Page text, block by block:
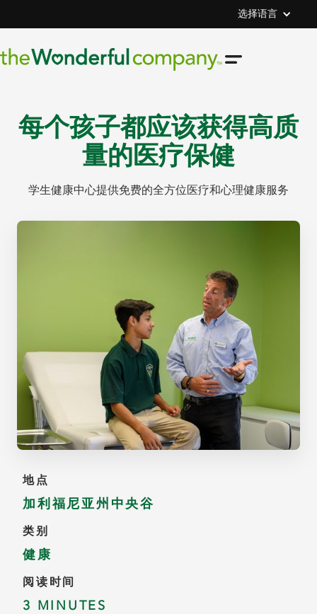
选择语言
每个孩子都应该获得高质
量的医疗保健
学生健康中心提供免费的全方位医疗和心理健康服务
地点
加利福尼亚州中央谷
类别
健康
阅读时间
3 MINUTES